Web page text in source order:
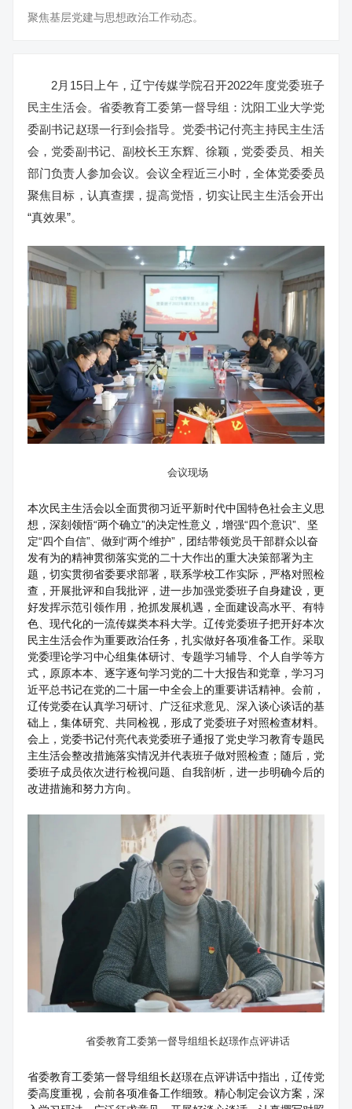
聚焦基层党建与思想政治工作动态。
2月15日上午，辽宁传媒学院召开2022年度党委班子
民主生活会。省委教育工委第一督导组：沈阳工业大学党
委副书记赵璟一行到会指导。党委书记付亮主持民主生活
会，党委副书记、副校长王东辉、徐颖，党委委员、相关
部门负责人参加会议。会议全程近三小时，全体党委委员
聚焦目标，认真查摆，提高觉悟，切实让民主生活会开出
“真效果”。
会议现场
本次民主生活会以全面贯彻习近平新时代中国特色社会主义思
想，深刻领悟“两个确立”的决定性意义，增强“四个意识”、坚
定“四个自信”、做到“两个维护”，团结带领党员干部群众以奋
发有为的精神贯彻落实党的二十大作出的重大决策部署为主
题，切实贯彻省委要求部署，联系学校工作实际，严格对照检
查，开展批评和自我批评，进一步加强党委班子自身建设，更
好发挥示范引领作用，抢抓发展机遇，全面建设高水平、有特
色、现代化的一流传媒类本科大学。辽传党委班子把开好本次
民主生活会作为重要政治任务，扎实做好各项准备工作。采取
党委理论学习中心组集体研讨、专题学习辅导、个人自学等方
式，原原本本、逐字逐句学习党的二十大报告和党章，学习习
近平总书记在党的二十届一中全会上的重要讲话精神。会前，
辽传党委在认真学习研讨、广泛征求意见、深入谈心谈话的基
础上，集体研究、共同检视，形成了党委班子对照检查材料。
会上，党委书记付亮代表党委班子通报了党史学习教育专题民
主生活会整改措施落实情况并代表班子做对照检查；随后，党
委班子成员依次进行检视问题、自我剖析，进一步明确今后的
改进措施和努力方向。
省委教育工委第一督导组组长赵璟作点评讲话
省委教育工委第一督导组组长赵璟在点评讲话中指出，辽传党
委高度重视，会前各项准备工作细致。精心制定会议方案，深